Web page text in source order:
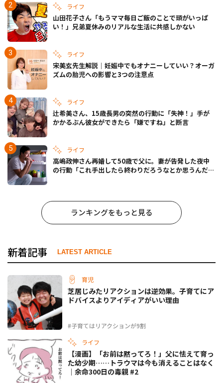
ライフ
山田花子さん「もうママ毎日ご飯のことで頭がいっぱ
い！」兄弟夏休みのリアルな生活に共感しかない
ライフ
宋美玄先生解説｜妊娠中でもオナニーしていい？オーガ
ズムの胎児への影響と3つの注意点
ライフ
辻希美さん、15歳長男の突然の行動に「失神！」手が
かかるぶん彼女ができたら「嫌ですね」と断言
ライフ
高嶋政伸さん再婚して50歳で父に。妻が告発した夜中
の行動「これ手出したら終わりだろうなとか思うんだけ
ランキングをもっと見る
新着記事 LATEST ARTICLE
育児
#子育てはリアクションが9割
芝居じみたリアクションは逆効果。子育てにア
ドバイスよりアイディアがいい理由
ライフ
【漫画】「お前は黙ってろ！」父に怯えて育っ
た幼少期……トラウマは今も消えることはなく
｜余命300日の毒親 #2